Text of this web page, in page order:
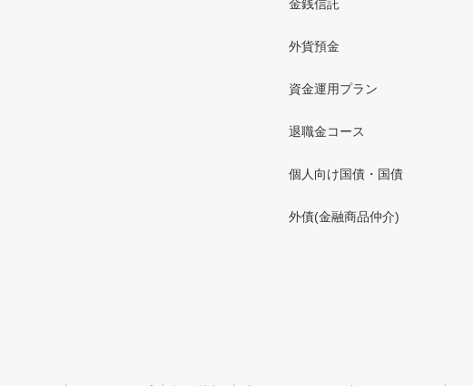
金銭信託
外貨預金
資金運用プラン
退職金コース
個人向け国債・国債
外債(金融商品仲介)